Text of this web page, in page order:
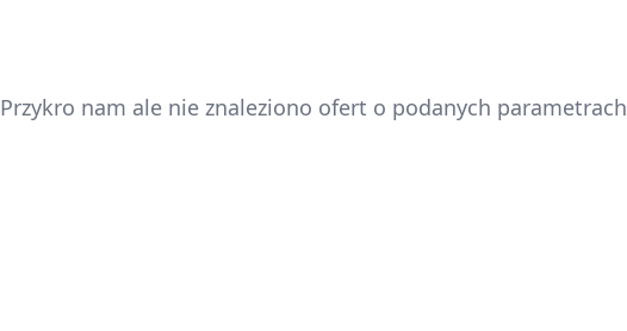
Przykro nam ale nie znaleziono ofert o podanych parametrach